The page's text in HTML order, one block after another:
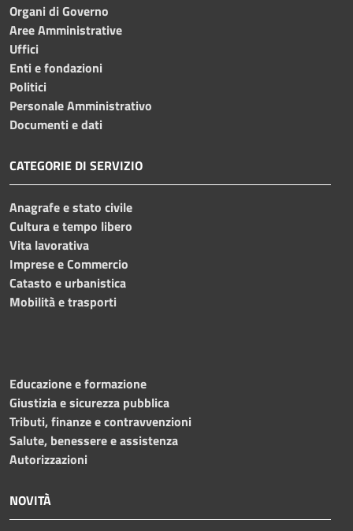
Organi di Governo
Aree Amministrative
Uffici
Enti e fondazioni
Politici
Personale Amministrativo
Documenti e dati
CATEGORIE DI SERVIZIO
Anagrafe e stato civile
Cultura e tempo libero
Vita lavorativa
Imprese e Commercio
Catasto e urbanistica
Mobilità e trasporti
Educazione e formazione
Giustizia e sicurezza pubblica
Tributi, finanze e contravvenzioni
Salute, benessere e assistenza
Autorizzazioni
NOVITÀ